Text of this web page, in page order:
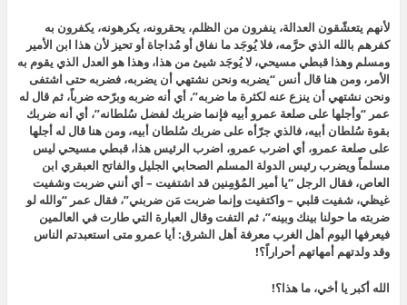
لأنهم يتعشّقون العدالة، ينفرون من الظلم، يحقرونه، يكرهونه، يكفرون به
كفرهم بالله الذي حرَّمه، فلا يُوجَد ما نفاق أو مُداجاة أو تحيز لأن هذا ابن الأمير
ومسلم وهذا قبطي مسيحي، لا يُوجَد شيئ من هذا، وهذا هو العدل الذي يقوم به
الأمر، ومن هنا قال أنس “يضربه ونحن نشتهي أن يضربه، فضربه حتى اشتفى
ونحن نشتهي أن ينزع عنه لكثرة ما ضربه”، أي أنه ضربه وبرّحه ضرباً، ثم قال له
عمر “وأجلها على صلعة عمرو أبيه فإنما ضربك لفضل سُلطانه”، أي أنه ضربك
بقوة سُلطان أبيه، فالذي جرّأه على ضربك سُلطان أبيه، ومن هنا قال له أجلها
على صلعة عمرو، أي اضرب عمرو، اضرب الرئيس هذا، قبطي مسيحي ليس
مسلماً ويضرب رئيس الدولة المسلم الصحابي الجليل والفاتح العبقري ابن
العاص، فقال الرجل “يا أمير المُؤمِنين قد اشتفيت – أي أنني ضربت وشفيت
غيظي، شفيت قلبي – واكتفيت وإنما ضربت مَن ضربني”، فقال عمر “والله لو
ضربته ما حولنا بينك وبينه”، ثم التفت وقال العبارة التي طارت في العالمين
فيعرفها اليوم أهل الغرب معرفة أهل الشرق: أيا عمرو متى استعبدتم الناس
وقد ولدتهم أمهاتهم أحراراً؟!
الله أكبر يا أخي، ما هذا؟!